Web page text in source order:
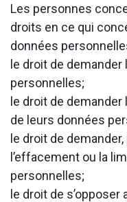
Les personnes
droits en ce qui
données
le droit de demander
personnelles;
le droit de
de leurs données
le droit de
l’effacement ou la
personnelles;
le droit de